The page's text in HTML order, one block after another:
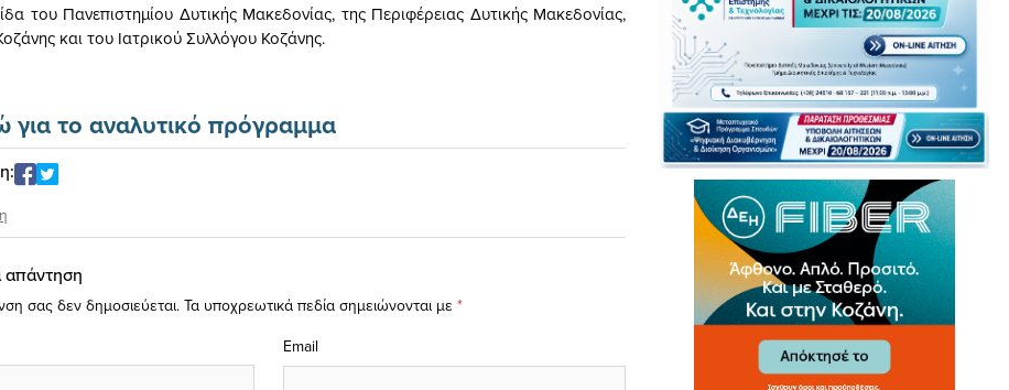
του Πανεπιστημίου Δυτικής Μακεδονίας, της Περιφέρειας Δυτικής Μακεδονίας,
και του Ιατρικού Συλλόγου Κοζάνης.
για το αναλυτικό πρόγραμμα
απάντηση
σας δεν δημοσιεύεται. Τα υποχρεωτικά πεδία σημειώνονται με *
Email